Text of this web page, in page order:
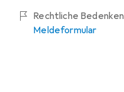
Rechtliche Bedenken
Meldeformular